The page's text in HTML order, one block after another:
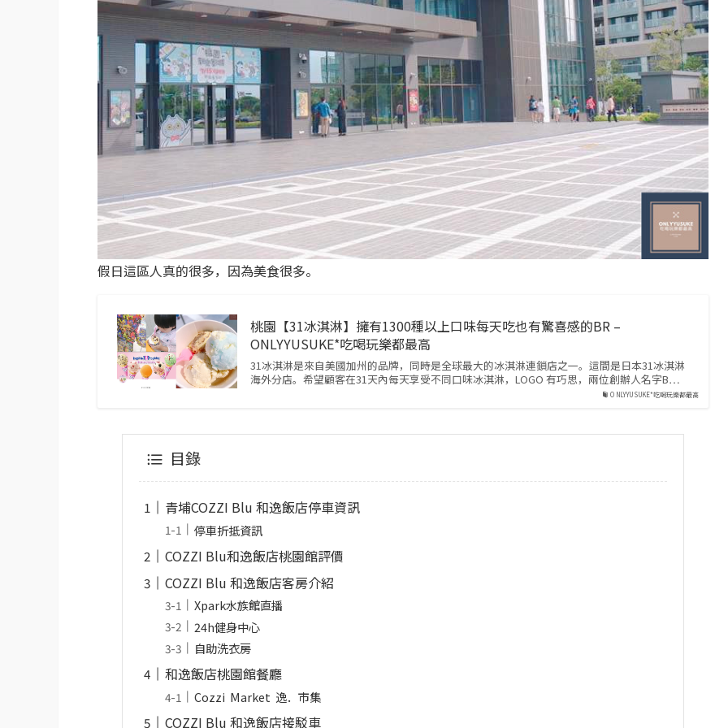
假日這區人真的很多，因為美食很多。
ONLYYUSUKE*吃喝玩樂都最高
桃園【31冰淇淋】擁有1300種以上口味每天吃也有驚喜感的BR –
ONLYYUSUKE*吃喝玩樂都最高
31冰淇淋是來自美國加州的品牌，同時是全球最大的冰淇淋連鎖店之一。這間是日本31冰淇淋
海外分店。希望顧客在31天內每天享受不同口味冰淇淋，LOGO 有巧思，兩位創辦人名字B…
目錄
青埔COZZI Blu 和逸飯店停車資訊
停車折抵資訊
COZZI Blu和逸飯店桃園館評價
COZZI Blu 和逸飯店客房介紹
Xpark水族館直播
24h健身中心
自助洗衣房
和逸飯店桃園館餐廳
Cozzi Market 逸．市集
COZZI Blu 和逸飯店接駁車